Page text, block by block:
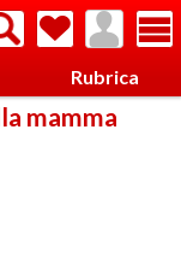
Rubrica
mamma